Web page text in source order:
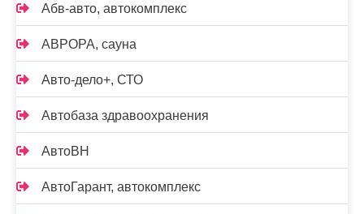
Абв-авто, автокомплекс
АВРОРА, сауна
Авто-дело+, СТО
Автобаза здравоохранения
АвтоВН
АвтоГарант, автокомплекс